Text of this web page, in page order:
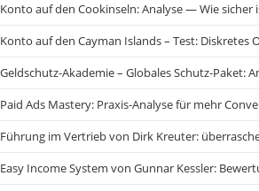
Konto auf den Cookinseln: Analyse — Wie sicher
Konto auf den Cayman Islands – Test: Diskretes
Geldschutz-Akademie – Globales Schutz-Paket:
Paid Ads Mastery: Praxis-Analyse für mehr
Führung im Vertrieb von Dirk Kreuter:
Easy Income System von Gunnar Kessler: